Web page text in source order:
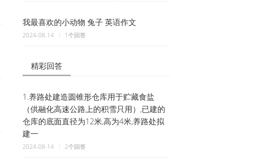
我最喜欢的小动物 兔子 英语作文
2024-08-14 1个回答
精彩回答
1.养路处建造圆锥形仓库用于贮藏食盐
（供融化高速公路上的积雪只用）,已建的
仓库的底面直径为12米,高为4米,养路处拟
建一
2024-08-14 2个回答